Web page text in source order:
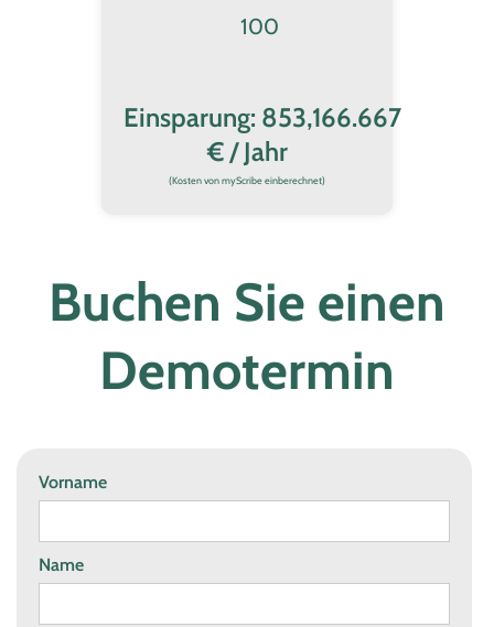
Einsparung: 853,166.667
€ / Jahr
(Kosten von myScribe einberechnet)
Buchen Sie einen
Demotermin
Vorname
Name